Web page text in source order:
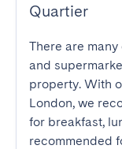
Quartier
There are
and
property. With
London, we
for breakfast,
recommended